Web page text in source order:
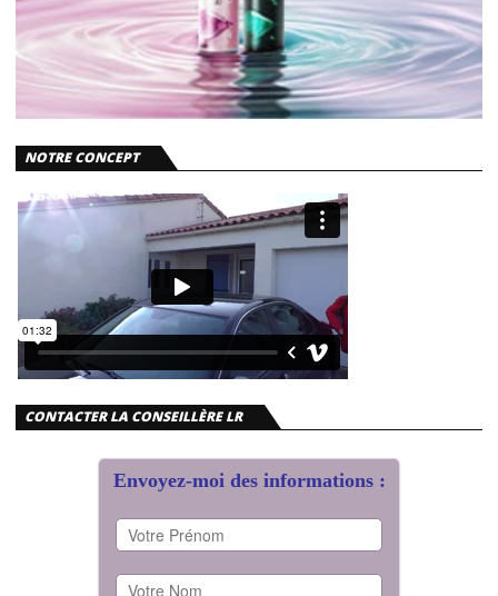
NOTRE CONCEPT
CONTACTER LA CONSEILLÈRE LR
Envoyez-moi des informations :